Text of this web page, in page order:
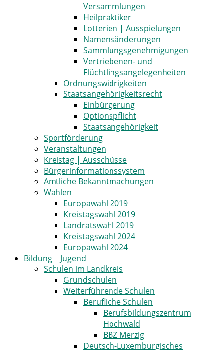
Versammlungen
Heilpraktiker
Lotterien | Ausspielungen
Namensänderungen
Sammlungsgenehmigungen
Vertriebenen- und
Flüchtlingsangelegenheiten
Ordnungswidrigkeiten
Staatsangehörigkeitsrecht
Einbürgerung
Optionspflicht
Staatsangehörigkeit
Sportförderung
Veranstaltungen
Kreistag | Ausschüsse
Bürgerinformationssystem
Amtliche Bekanntmachungen
Wahlen
Europawahl 2019
Kreistagswahl 2019
Landratswahl 2019
Kreistagswahl 2024
Europawahl 2024
Bildung | Jugend
Schulen im Landkreis
Grundschulen
Weiterführende Schulen
Berufliche Schulen
Berufsbildungszentrum
Hochwald
BBZ Merzig
Deutsch-Luxemburgisches